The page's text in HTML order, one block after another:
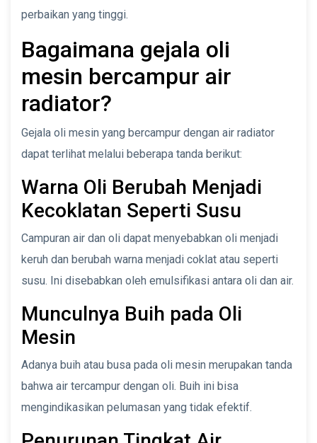
perbaikan yang tinggi.
Bagaimana gejala oli
mesin bercampur air
radiator?
Gejala oli mesin yang bercampur dengan air radiator
dapat terlihat melalui beberapa tanda berikut:
Warna Oli Berubah Menjadi
Kecoklatan Seperti Susu
Campuran air dan oli dapat menyebabkan oli menjadi
keruh dan berubah warna menjadi coklat atau seperti
susu. Ini disebabkan oleh emulsifikasi antara oli dan air.
Munculnya Buih pada Oli
Mesin
Adanya buih atau busa pada oli mesin merupakan tanda
bahwa air tercampur dengan oli. Buih ini bisa
mengindikasikan pelumasan yang tidak efektif.